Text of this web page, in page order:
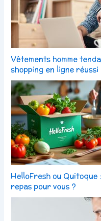
Vêtements homme
shopping en ligne réussi
HelloFresh ou Quitoque
repas pour vous ?